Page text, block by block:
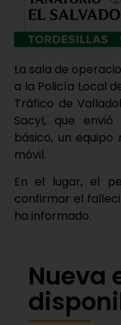
La sala de
a la Policía Local
Tráfico de
Sacyl, que
básico, un equipo
móvil.
En el lugar, el
confirmar el
ha informado.
Nueva